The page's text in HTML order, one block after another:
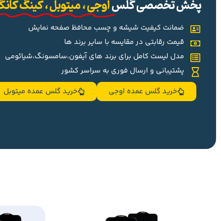
پخش تخصصی گلساوجی ، میتوبل ، کینگ
ضمانت کیفیت شیشه و چسب محافظ صفحه نمایش
قیمت رقابتی در مقایسه با سایر برند ها
مدل لیست کامل برای برند های آیفون،سامسونگ،شیائومی
پشتیبانی و ارسال فوری به سراسر کشور
خرید گلس عمده اوجی
خرید گلس عمده میتوبل